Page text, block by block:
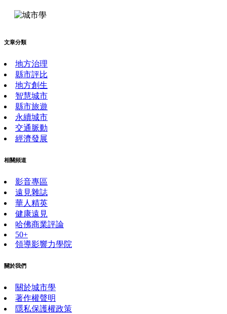
文章分類
地方治理
縣市評比
地方創生
智慧城市
縣市旅遊
永續城市
交通脈動
經濟發展
相關頻道
影音專區
遠見雜誌
華人精英
健康遠見
哈佛商業評論
50+
領導影響力學院
關於我們
關於城市學
著作權聲明
隱私保護權政策